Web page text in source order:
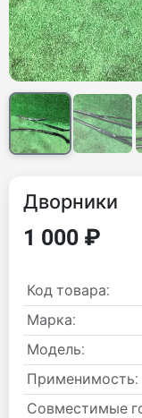
Дворники
1 000 ₽
Код товара:
Марка:
Модель:
Применимость:
Совместимые